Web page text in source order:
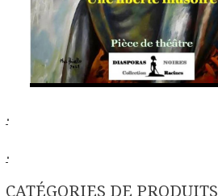
.
.
CATÉGORIES DE PRODUITS